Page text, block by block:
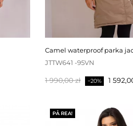
camel waterproof parka
JTTW641 -95VN
Baspris
1 990,00 zł −20% Pris
1
PÅ REA!